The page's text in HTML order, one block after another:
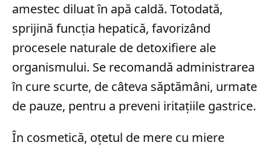
amestec diluat în apă caldă. Totodată,
sprijină funcția hepatică, favorizând
procesele naturale de detoxifiere ale
organismului. Se recomandă administrarea
în cure scurte, de câteva săptămâni, urmate
de pauze, pentru a preveni iritațiile gastrice.
În cosmetică, oțetul de mere cu miere